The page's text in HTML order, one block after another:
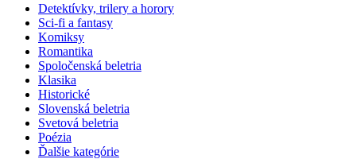
Detektívky, trilery a horory
Sci-fi a fantasy
Komiksy
Romantika
Spoločenská beletria
Klasika
Historické
Slovenská beletria
Svetová beletria
Poézia
Ďalšie kategórie